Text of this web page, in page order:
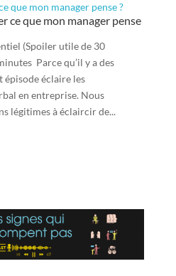
que mon manager pense ?
ce que mon manager pense
(Spoiler utile de 30
Parce qu’il y a des
épisode éclaire les
en entreprise. Nous
légitimes à éclaircir de...